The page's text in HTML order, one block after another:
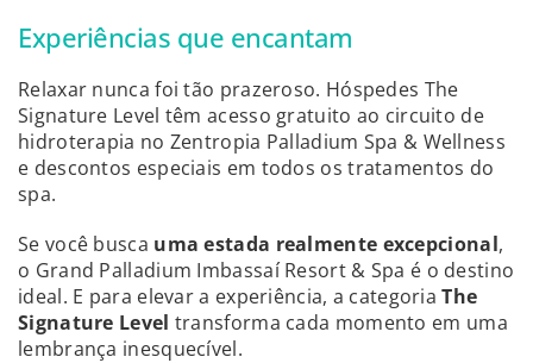
Experiências que encantam
Relaxar nunca foi tão prazeroso. Hóspedes The
Signature Level têm acesso gratuito ao circuito de
hidroterapia no Zentropia Palladium Spa & Wellness
e descontos especiais em todos os tratamentos do
spa.
Se você busca uma estada realmente excepcional,
o Grand Palladium Imbassaí Resort & Spa é o destino
ideal. E para elevar a experiência, a categoriaThe
Signature Level transforma cada momento em uma
lembrança inesquecível.